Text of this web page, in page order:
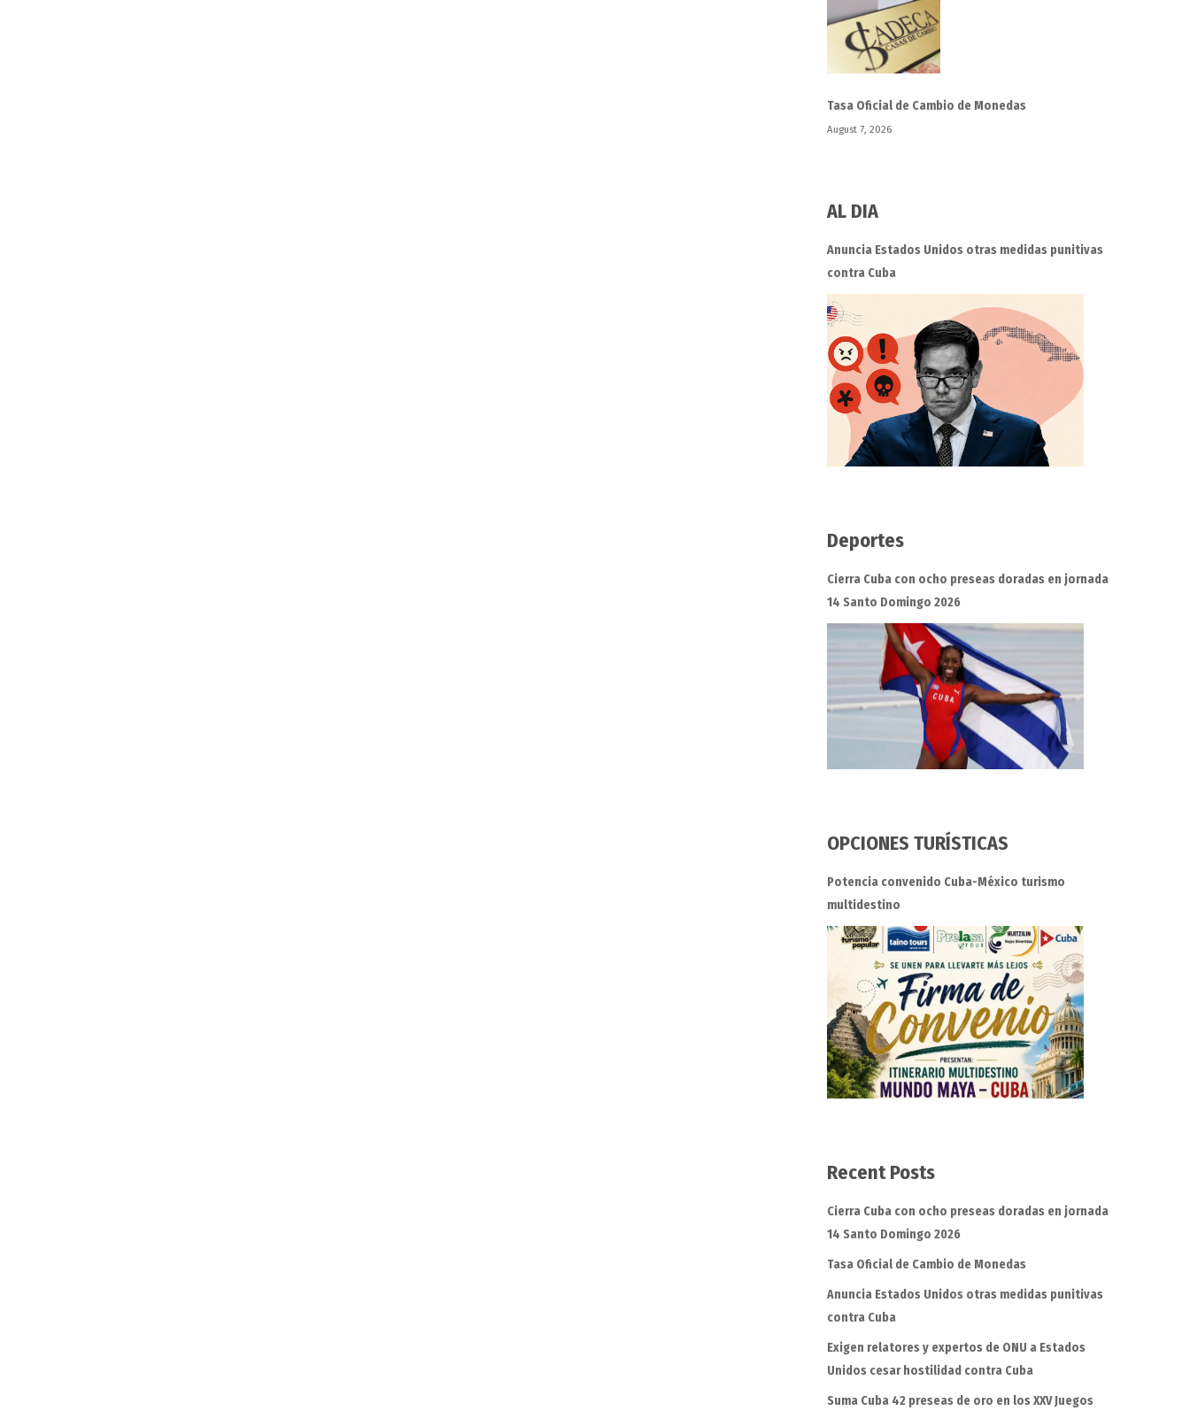
Tasa Oficial de Cambio de Monedas
August 7, 2026
AL DIA
Anuncia Estados Unidos otras medidas punitivas
contra Cuba
Deportes
Cierra Cuba con ocho preseas doradas en jornada
14 Santo Domingo 2026
OPCIONES TURÍSTICAS
Potencia convenido Cuba-México turismo
multidestino
Recent Posts
Cierra Cuba con ocho preseas doradas en jornada
14 Santo Domingo 2026
Tasa Oficial de Cambio de Monedas
Anuncia Estados Unidos otras medidas punitivas
contra Cuba
Exigen relatores y expertos de ONU a Estados
Unidos cesar hostilidad contra Cuba
Suma Cuba 42 preseas de oro en los XXV Juegos